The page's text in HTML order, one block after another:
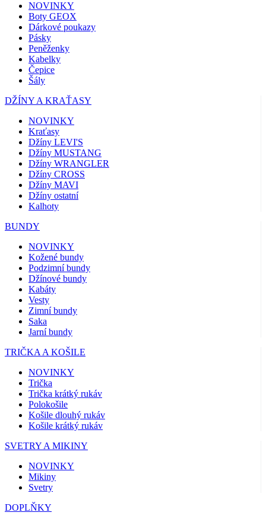
NOVINKY
Boty GEOX
Dárkové poukazy
Pásky
Peněženky
Kabelky
Čepice
Šály
DŽÍNY A KRAŤASY
NOVINKY
Kraťasy
Džíny LEVI'S
Džíny MUSTANG
Džíny WRANGLER
Džíny CROSS
Džíny MAVI
Džíny ostatní
Kalhoty
BUNDY
NOVINKY
Kožené bundy
Podzimní bundy
Džínové bundy
Kabáty
Vesty
Zimní bundy
Saka
Jarní bundy
TRIČKA A KOŠILE
NOVINKY
Trička
Trička krátký rukáv
Polokošile
Košile dlouhý rukáv
Košile krátký rukáv
SVETRY A MIKINY
NOVINKY
Mikiny
Svetry
DOPLŇKY